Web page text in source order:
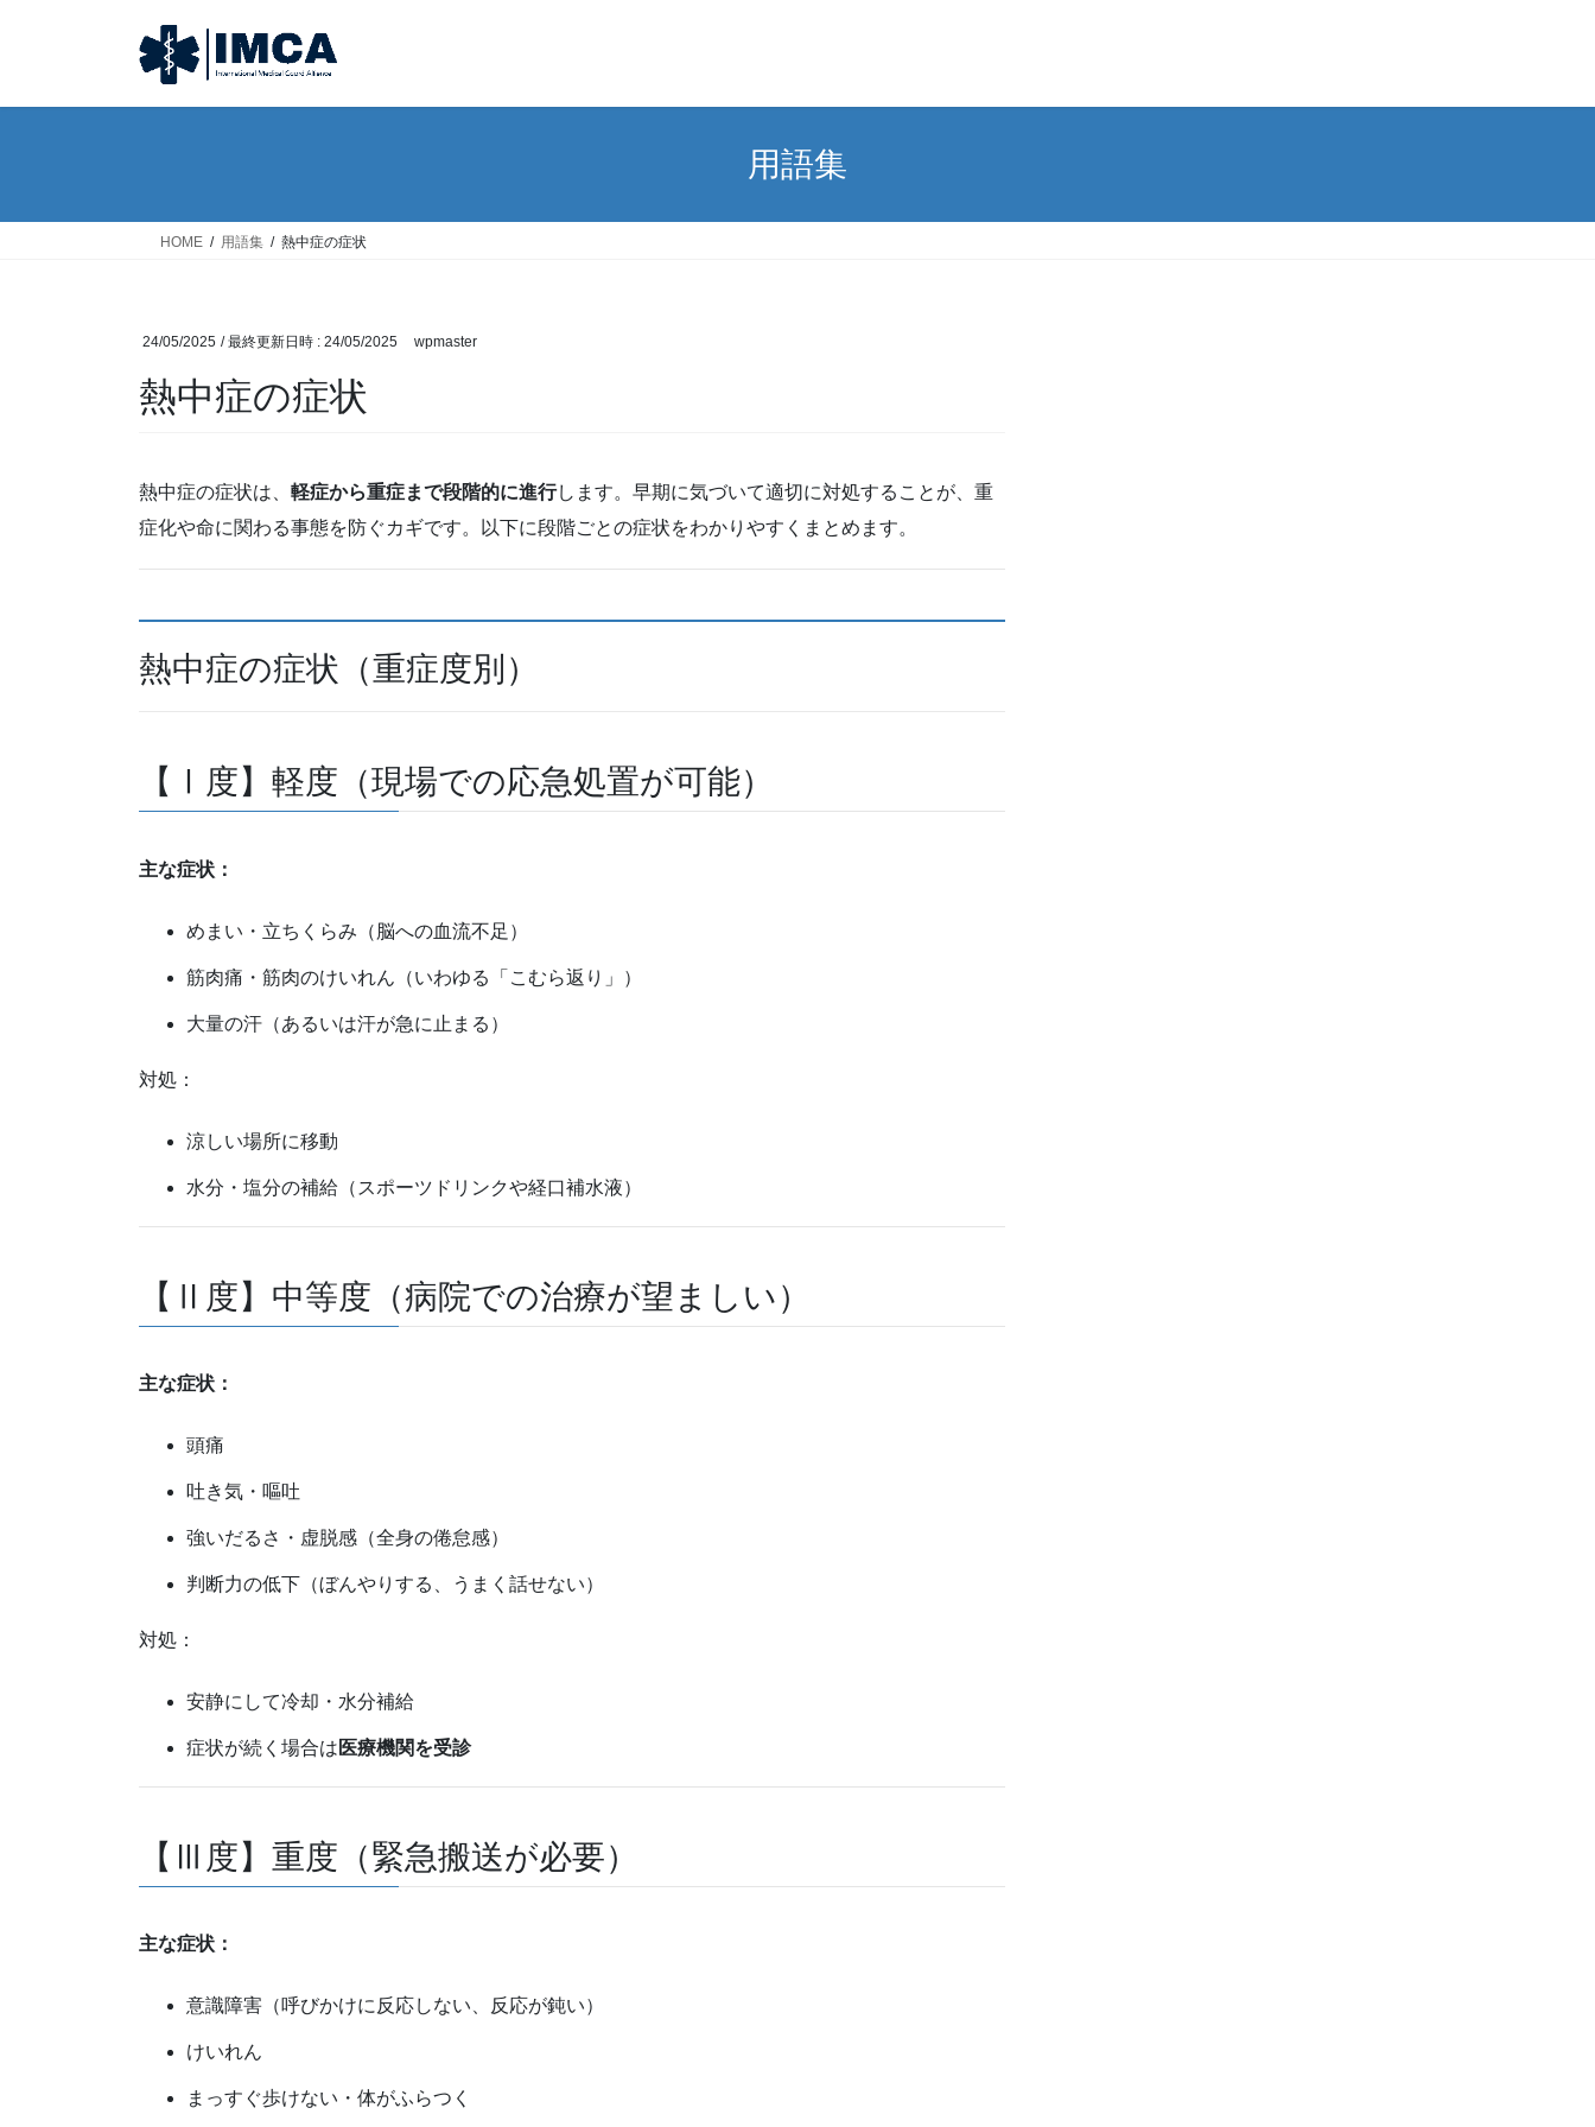
用語集
HOME 用語集 熱中症の症状
24/05/2025 / 最終更新日時 : 24/05/2025 wpmaster
熱中症の症状
熱中症の症状は、 軽症から重症まで段階的に進行します。早期に気づいて適切に対処することが、重
症化や命に関わる事態を防ぐカギです。以下に段階ごとの症状をわかりやすくまとめます。
熱中症の症状（重症度別）
【Ⅰ度】軽度（現場での応急処置が可能）
主な症状：
めまい・立ちくらみ（脳への血流不足）
筋肉痛・筋肉のけいれん（いわゆる「こむら返り」）
大量の汗（あるいは汗が急に止まる）
対処：
涼しい場所に移動
水分・塩分の補給（スポーツドリンクや経口補水液）
【Ⅱ度】中等度（病院での治療が望ましい）
主な症状：
頭痛
吐き気・嘔吐
強いだるさ・虚脱感（全身の倦怠感）
判断力の低下（ぼんやりする、うまく話せない）
対処：
安静にして冷却・水分補給
症状が続く場合は 医療機関を受診
【Ⅲ度】重度（緊急搬送が必要）
主な症状：
意識障害（呼びかけに反応しない、反応が鈍い）
けいれん
まっすぐ歩けない・体がふらつく